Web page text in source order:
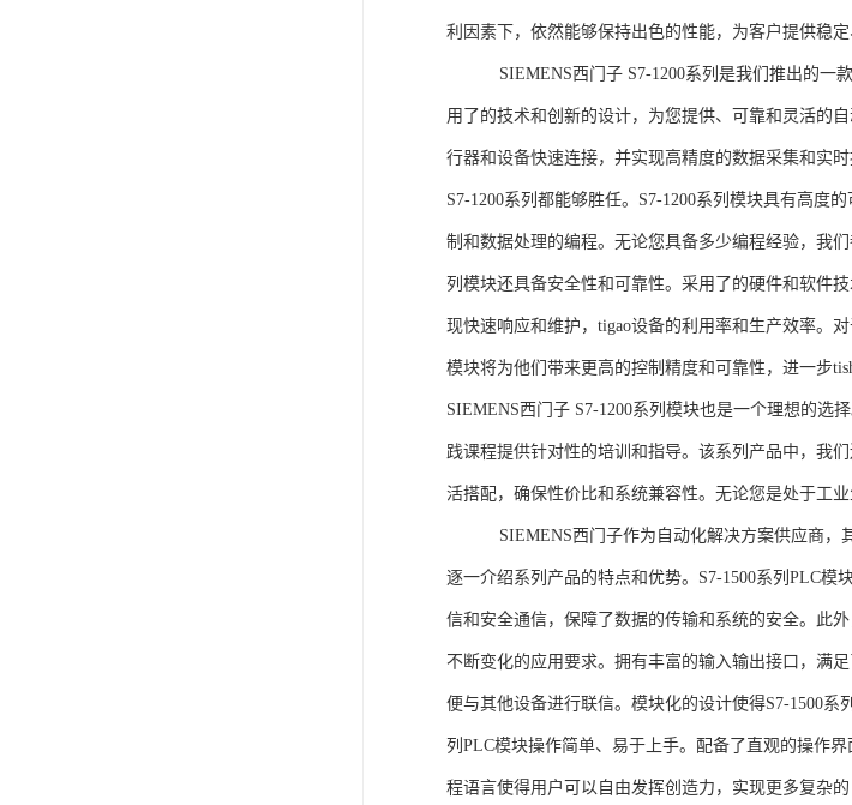
利因素下，依然能够保持出色的性能，为客户提供稳
SIEMENS西门子 S7-1200系列是我们推出的一款
用了的技术和创新的设计，为您提供、可靠和灵活的
行器和设备快速连接，并实现高精度的数据采集和实
S7-1200系列都能够胜任。S7-1200系列模块具有高度
制和数据处理的编程。无论您具备多少编程经验，我
列模块还具备安全性和可靠性。采用了的硬件和软件
现快速响应和维护，tigao设备的利用率和生产效率。
模块将为他们带来更高的控制精度和可靠性，进一步
SIEMENS西门子 S7-1200系列模块也是一个理想的选
践课程提供针对性的培训和指导。该系列产品中，我
活搭配，确保性价比和系统兼容性。无论您是处于工
SIEMENS西门子作为自动化解决方案供应商，其
逐一介绍系列产品的特点和优势。S7-1500系列PLC
信和安全通信，保障了数据的传输和系统的安全。此
不断变化的应用要求。拥有丰富的输入输出接口，满
便与其他设备进行联信。模块化的设计使得S7-1500
列PLC模块操作简单、易于上手。配备了直观的操作
程语言使得用户可以自由发挥创造力，实现更多复杂